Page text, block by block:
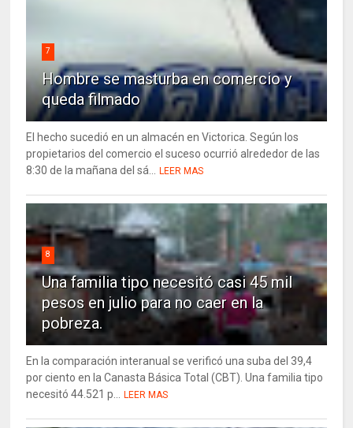
7
Hombre se masturba en comercio y
queda filmado
El hecho sucedió en un almacén en Victorica. Según los
propietarios del comercio el suceso ocurrió alrededor de las
8:30 de la mañana del sá...
LEER MAS
8
Una familia tipo necesitó casi 45 mil
pesos en julio para no caer en la
pobreza.
En la comparación interanual se verificó una suba del 39,4
por ciento en la Canasta Básica Total (CBT). Una familia tipo
necesitó 44.521 p...
LEER MAS